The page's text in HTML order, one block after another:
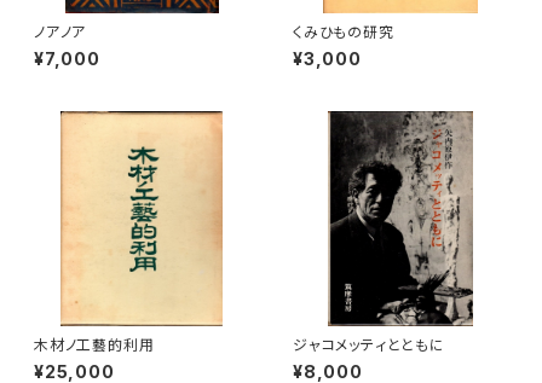
ノアノア
¥7,000
くみひもの研究
¥3,000
木材ノ工藝的利用
¥25,000
ジャコメッティとともに
¥8,000